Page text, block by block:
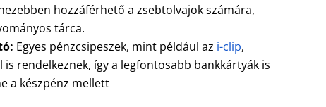
hozzáférhető a zsebtolvajok számára,
tárca.
Egyes pénzcsipeszek, mint például az i-clip,
rendelkeznek, így a legfontosabb bankkártyák is
a készpénz mellett